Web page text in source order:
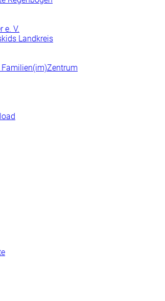
e. V.
Landkreis